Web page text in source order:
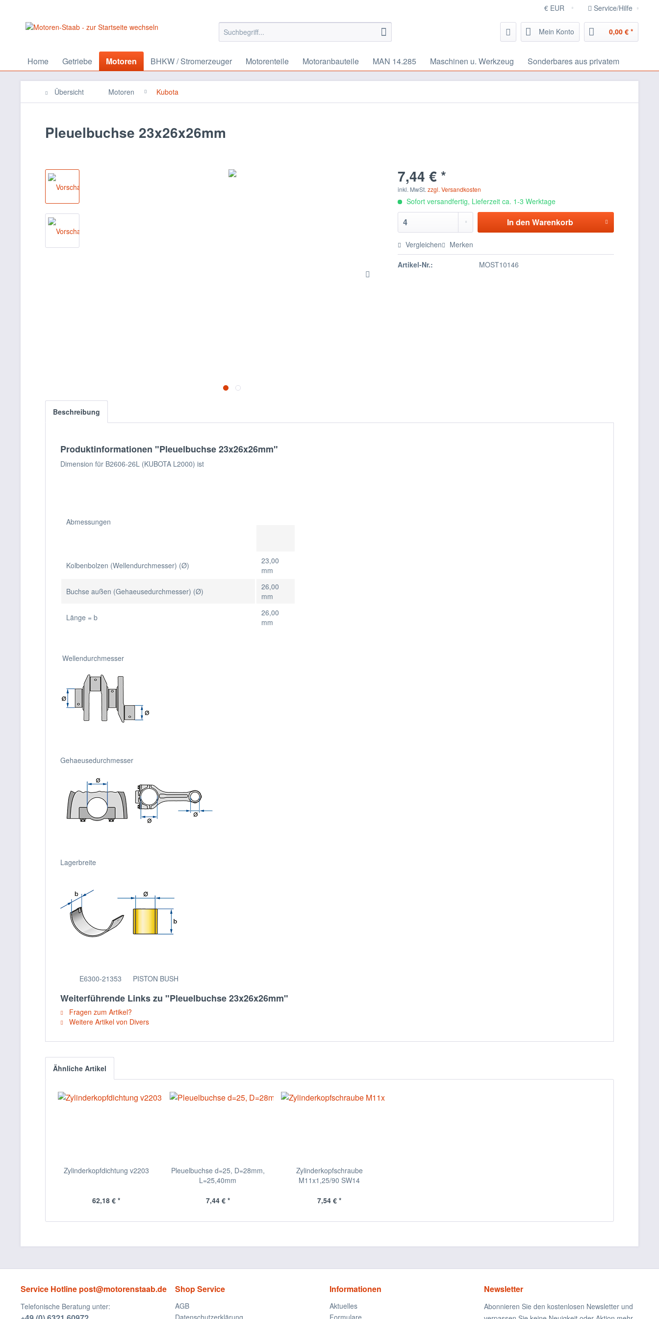
Service/Hilfe
Mein Konto 0,00 € *
Home Getriebe Motoren BHKW / Stromerzeuger Motorenteile Motoranbauteile MAN 14.285 Maschinen u. Werkzeug Sonderbares aus privatem
Übersicht Motoren Kubota
Pleuelbuchse 23x26x26mm
7,44 € *
inkl. MwSt.zzgl. Versandkosten
Sofort versandfertig, Lieferzeit ca. 1-3 Werktage
In den Warenkorb
Vergleichen Merken
Artikel-Nr.: MOST10146
Beschreibung
Produktinformationen "Pleuelbuchse 23x26x26mm"
Dimension für B2606-26L (KUBOTA L2000) ist
Abmessungen
Kolbenbolzen (Wellendurchmesser) (Ø)
23,00
mm
Buchse außen (Gehaeusedurchmesser) (Ø)
26,00
mm
Länge = b
26,00
mm
Wellendurchmesser
Gehaeusedurchmesser
Lagerbreite
E6300-21353 PISTON BUSH
Weiterführende Links zu "Pleuelbuchse 23x26x26mm"
Fragen zum Artikel?
Weitere Artikel von Divers
Ähnliche Artikel
Zylinderkopfdichtung v2203
62,18 € *
Pleuelbuchse d=25, D=28mm,
L=25,40mm
7,44 € *
Zylinderkopfschraube
M11x1,25/90 SW14
7,54 € *
Service Hotline post@motorenstaab.de
Telefonische Beratung unter:
Shop Service
AGB
Datenschutzerklärung
Informationen
Aktuelles
Formulare
Newsletter
Abonnieren Sie den kostenlosen Newsletter und